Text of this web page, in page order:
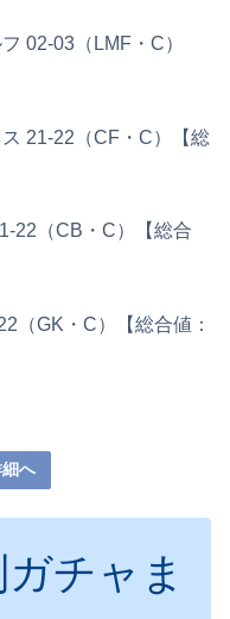
02-03（LMF・C）
21‐22（CF・C）【総
22（CB・C）【総合
（GK・C）【総合値：
へ
チャま